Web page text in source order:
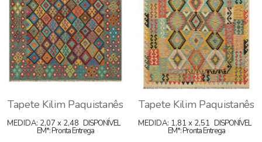
Tapete Kilim Paquistanês
MEDIDA: 2,07 x 2,48 DISPONÍVEL
EM*: Pronta Entrega
Tapete Kilim Paquistanês
MEDIDA: 1,81 x 2,51 DISPONÍVEL
EM*: Pronta Entrega